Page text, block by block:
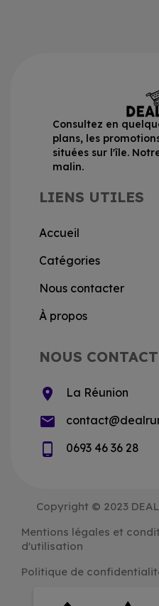
Consultez en
plans, les
situées sur l'île.
malin.
LIENS UTILES
Accueil
Catégories
Nous contacter
À propos
NOUS
location_on La Réunion
email
phone_android 0693 46 36 28
Copyright © 2023
Mentions légales et
d'utilisation
Politique de